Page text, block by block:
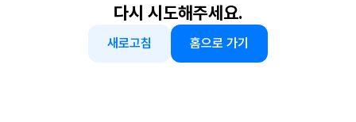
다시 시도해주세요.
새로고침 홈으로 가기